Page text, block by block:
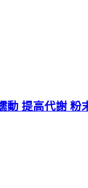
動 提高代謝